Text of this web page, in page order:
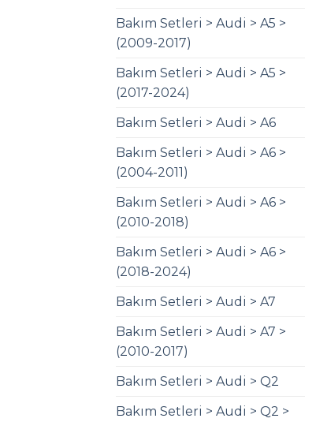
Bakım Setleri > Audi > A5 >
(2009-2017)
Bakım Setleri > Audi > A5 >
(2017-2024)
Bakım Setleri > Audi > A6
Bakım Setleri > Audi > A6 >
(2004-2011)
Bakım Setleri > Audi > A6 >
(2010-2018)
Bakım Setleri > Audi > A6 >
(2018-2024)
Bakım Setleri > Audi > A7
Bakım Setleri > Audi > A7 >
(2010-2017)
Bakım Setleri > Audi > Q2
Bakım Setleri > Audi > Q2 >